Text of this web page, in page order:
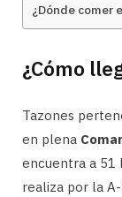
¿Dónde comer
¿Cómo
Tazones
en plena
encuentra a 51
realiza por la